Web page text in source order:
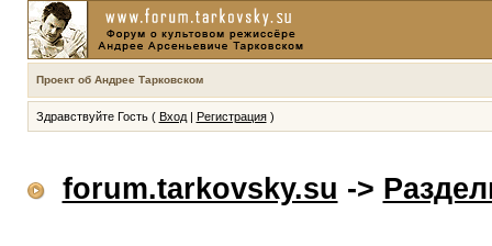
Проект об Андрее Тарковском
Здравствуйте Гость ( Вход| Регистрация)
forum.tarkovsky.su ->